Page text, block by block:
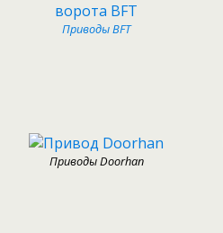
Приводы BFT
Приводы Doorhan